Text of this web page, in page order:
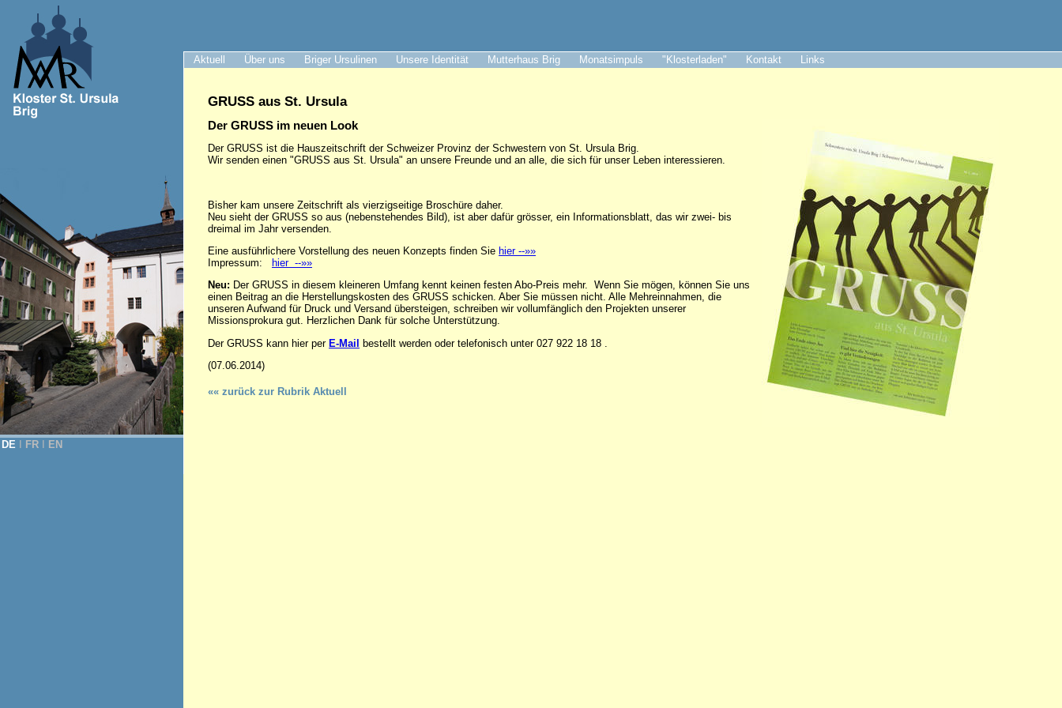
Aktuell Über uns Briger Ursulinen Unsere Identität Mutterhaus Brig Monatsimpuls "Klosterladen" Kontakt Links
DE FR EN
GRUSS aus St. Ursula
Der GRUSS im neuen Look
Der GRUSS ist die Hauszeitschrift der Schweizer Provinz der Schwestern von St. Ursula Brig.
Wir senden einen "GRUSS aus St. Ursula" an unsere Freunde und an alle, die sich für unser Leben interessieren.
Bisher kam unsere Zeitschrift als vierzigseitige Broschüre daher.
Neu sieht der GRUSS so aus (nebenstehendes Bild), ist aber dafür grösser, ein Informationsblatt, das wir zwei- bis
dreimal im Jahr versenden.
Eine ausführlichere Vorstellung des neuen Konzepts finden Sie hier --»»
Impressum:
hier --»»
Neu: Der GRUSS in diesem kleineren Umfang kennt keinen festen Abo-Preis mehr. Wenn Sie mögen, können Sie uns
einen Beitrag an die Herstellungskosten des GRUSS schicken. Aber Sie müssen nicht. Alle Mehreinnahmen, die
unseren Aufwand für Druck und Versand übersteigen, schreiben wir vollumfänglich den Projekten unserer
Missionsprokura gut. Herzlichen Dank für solche Unterstützung.
Der GRUSS kann hier per E-Mail
bestellt werden oder telefonisch unter 027 922 18 18 .
(07.06.2014)
«« zurück zur Rubrik Aktuell